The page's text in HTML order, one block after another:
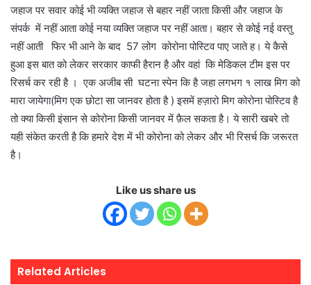
जहाज पर सवार कोई भी व्यक्ति जहाज से बहार नहीं जाता किसी और जहाज के
संपर्क में नहीं आता कोई नया व्यक्ति जहाज पर नहीं आता। बहार से कोई नई वस्तु
नहीं आती फिर भी आने के बाद 57 लोग कोरोना पोस्टिव पाए जाते ह। ये कैसे
हुआ इस बात को लेकर सरकार काफी हैरान है और वहां कि मेडिकल टीम इस पर
रिसर्च कर रही है । एक अजीब सी घटना स्पेन कि है जहा लगभग १ लाख मिग को
मारा जायेगा(मिग एक छोटा सा जानवर होता है ) इसमें हज़ारो मिग कोरोना पोस्टिव है
तो क्या किसी इंसान से कोरोना किसी जानवर में फ़ैल सकता है। ये सारी खबरे तो
यही संकेत करती है कि हमारे देश में भी कोरोना को लेकर और भी रिसर्च कि जरूरत
है।
Like us share us
Related Articles